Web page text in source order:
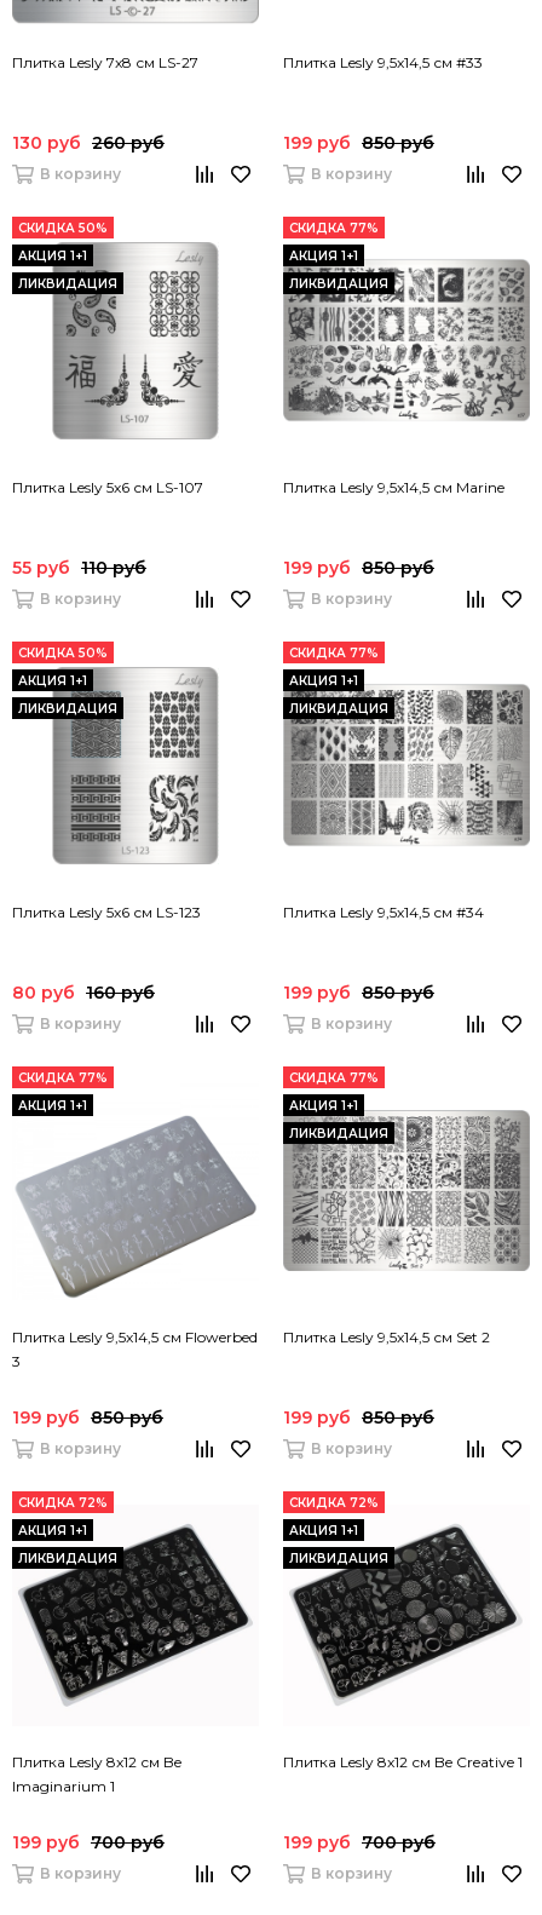
Плитка Lesly 7x8 см LS-27
130 руб 260 руб
В корзину
Плитка Lesly 9,5x14,5 см #33
199 руб 850 руб
В корзину
СКИДКА 50%
АКЦИЯ 1+1
ЛИКВИДАЦИЯ
Плитка Lesly 5x6 см LS-107
55 руб 110 руб
В корзину
СКИДКА 77%
АКЦИЯ 1+1
ЛИКВИДАЦИЯ
Плитка Lesly 9,5x14,5 см Marine
199 руб 850 руб
В корзину
СКИДКА 50%
АКЦИЯ 1+1
ЛИКВИДАЦИЯ
Плитка Lesly 5x6 см LS-123
80 руб 160 руб
В корзину
СКИДКА 77%
АКЦИЯ 1+1
ЛИКВИДАЦИЯ
Плитка Lesly 9,5x14,5 см #34
199 руб 850 руб
В корзину
СКИДКА 77%
АКЦИЯ 1+1
Плитка Lesly 9,5x14,5 см Flowerbed
3
199 руб 850 руб
В корзину
СКИДКА 77%
АКЦИЯ 1+1
ЛИКВИДАЦИЯ
Плитка Lesly 9,5x14,5 см Set 2
199 руб 850 руб
В корзину
СКИДКА 72%
АКЦИЯ 1+1
ЛИКВИДАЦИЯ
Плитка Lesly 8x12 см Be
Imaginarium 1
199 руб 700 руб
В корзину
СКИДКА 72%
АКЦИЯ 1+1
ЛИКВИДАЦИЯ
Плитка Lesly 8x12 см Be Creative 1
199 руб 700 руб
В корзину